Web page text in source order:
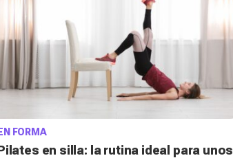
EN FORMA
en silla: la rutina ideal para unos